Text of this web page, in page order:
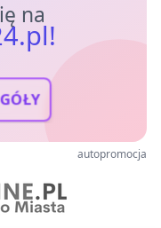
na
autopromocja